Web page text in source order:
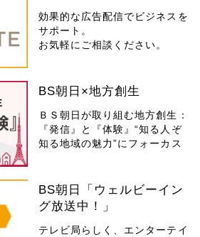
効果的な広告配信でビジネスを
サポート。
お気軽にご相談ください。
BS朝日×地方創生
ＢＳ朝日が取り組む地方創生：
『発信』と『体験』“知る人ぞ
知る地域の魅力”にフォーカス
BS朝日「ウェルビーイン
グ放送中！」
テレビ局らしく、エンターテイ